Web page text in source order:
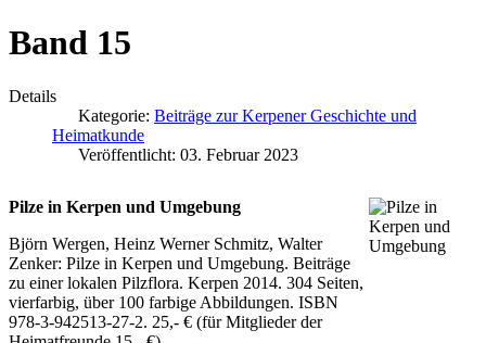
Band 15
Details
Kategorie: Beiträge zur Kerpener Geschichte und
Heimatkunde
Veröffentlicht: 03. Februar 2023
Pilze in Kerpen und Umgebung
Björn Wergen, Heinz Werner Schmitz, Walter
Zenker: Pilze in Kerpen und Umgebung. Beiträge
zu einer lokalen Pilzflora. Kerpen 2014. 304 Seiten,
vierfarbig, über 100 farbige Abbildungen. ISBN
978-3-942513-27-2. 25,- € (für Mitglieder der